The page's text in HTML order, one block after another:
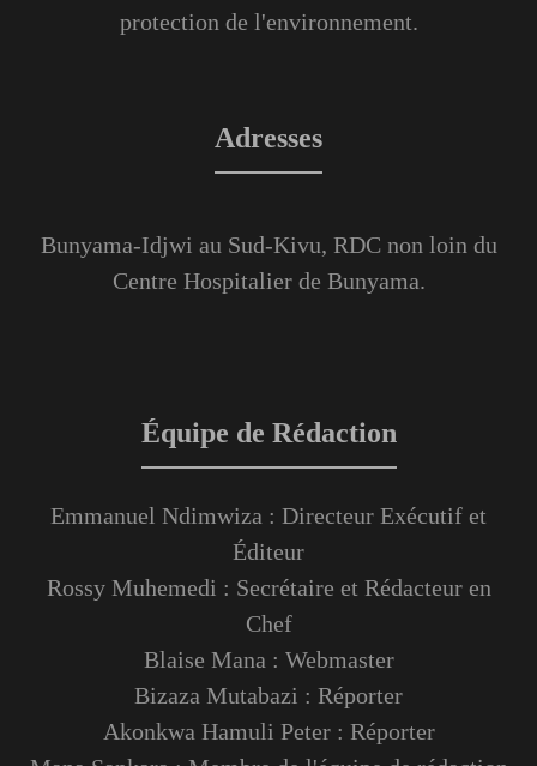
protection de l'environnement.
Adresses
Bunyama-Idjwi au Sud-Kivu, RDC non loin du
Centre Hospitalier de Bunyama.
Équipe de Rédaction
Emmanuel Ndimwiza : Directeur Exécutif et
Éditeur
Rossy Muhemedi : Secrétaire et Rédacteur en
Chef
Blaise Mana : Webmaster
Bizaza Mutabazi : Réporter
Akonkwa Hamuli Peter : Réporter